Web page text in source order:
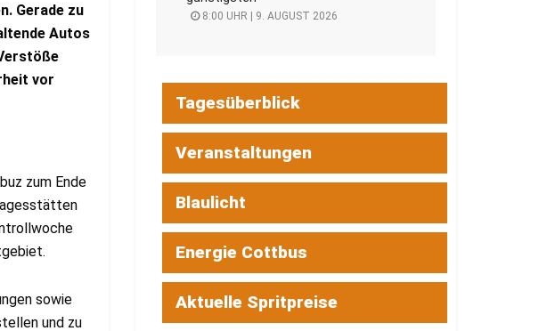
Gerade zu
Autos
vor
zum Ende
sowie
und zu
8:00 UHR | 9. AUGUST 2026
Tagesüberblick
Veranstaltungen
Blaulicht
Energie Cottbus
Aktuelle Spritpreise